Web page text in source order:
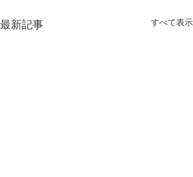
最新記事 すべて表示